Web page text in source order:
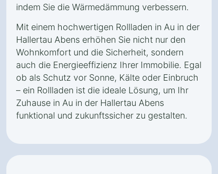
indem Sie die Wärmedämmung verbessern.
Mit einem hochwertigen Rollladen in Au in der
Hallertau Abens erhöhen Sie nicht nur den
Wohnkomfort und die Sicherheit, sondern
auch die Energieeffizienz Ihrer Immobilie. Egal
ob als Schutz vor Sonne, Kälte oder Einbruch
– ein Rollladen ist die ideale Lösung, um Ihr
Zuhause in Au in der Hallertau Abens
funktional und zukunftssicher zu gestalten.